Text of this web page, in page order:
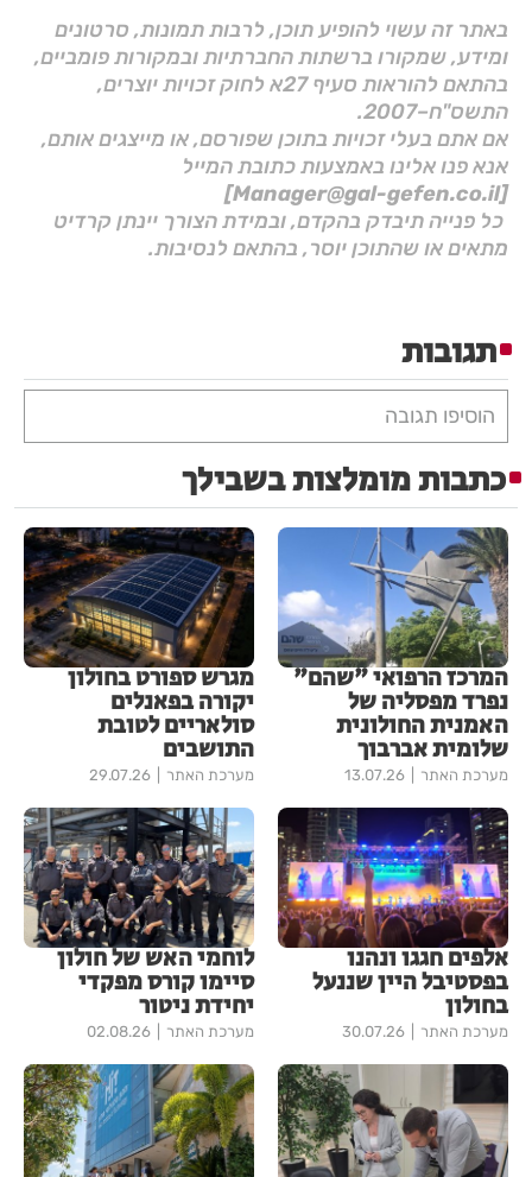
באתר זה עשוי להופיע תוכן, לרבות תמונות, סרטונים
ומידע, שמקורו ברשתות החברתיות ובמקורות פומביים,
בהתאם להוראות סעיף 27א לחוק זכויות יוצרים,
התשס"ח–2007.
אם אתם בעלי זכויות בתוכן שפורסם, או מייצגים אותם,
אנא פנו אלינו באמצעות כתובת המייל
[Manager@gal-gefen.co.il]
כל פנייה תיבדק בהקדם, ובמידת הצורך יינתן קרדיט
מתאים או שהתוכן יוסר, בהתאם לנסיבות.
תגובות
הוסיפו תגובה
כתבות מומלצות בשבילך
המרכז הרפואי "שהם"
נפרד מפסליה של
האמנית החולונית
שלומית אברבוך
מערכת האתר 13.07.26
מגרש ספורט בחולון
יקורה בפאנלים
סולאריים לטובת
התושבים
מערכת האתר 29.07.26
אלפים חגגו ונהנו
בפסטיבל היין שננעל
בחולון
מערכת האתר 30.07.26
לוחמי האש של חולון
סיימו קורס מפקדי
יחידת ניטור
מערכת האתר 02.08.26